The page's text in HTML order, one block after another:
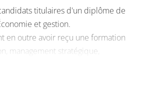
titulaires d'un diplôme de
et gestion.
en outre avoir reçu une formation
management stratégique,
et anglais.
effectué un stage d'au moins 1
ou justifier d'une expérience